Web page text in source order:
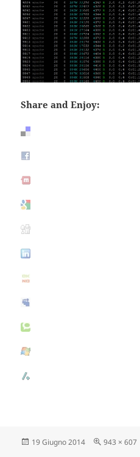
Share and Enjoy:
Scritto
19 Giugno 2014
Dimensione
943 × 607